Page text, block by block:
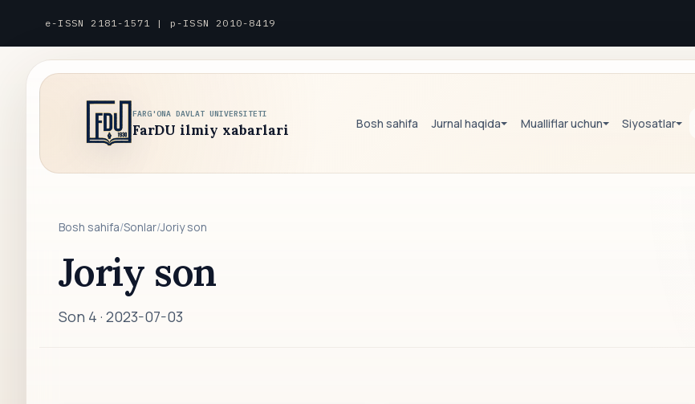
e-ISSN 2181-1571 | p-ISSN 2010-8419
FARG'ONA DAVLAT UNIVERSITETI
FarDU ilmiy xabarlari Bosh sahifa Jurnal haqida Mualliflar uchun Siyosatlar
Bosh sahifa/Sonlar/Joriy son
Joriy son
Son 4 · 2023-07-03